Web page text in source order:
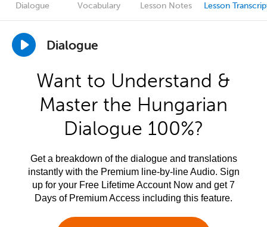
Dialogue Vocabulary Lesson Notes Lesson
Dialogue
Want to Understand &
Master the Hungarian
Dialogue 100%?
Get a breakdown of the dialogue and translations
instantly with the Premium line-by-line Audio. Sign
up for your Free Lifetime Account Now and get 7
Days of Premium Access including this feature.